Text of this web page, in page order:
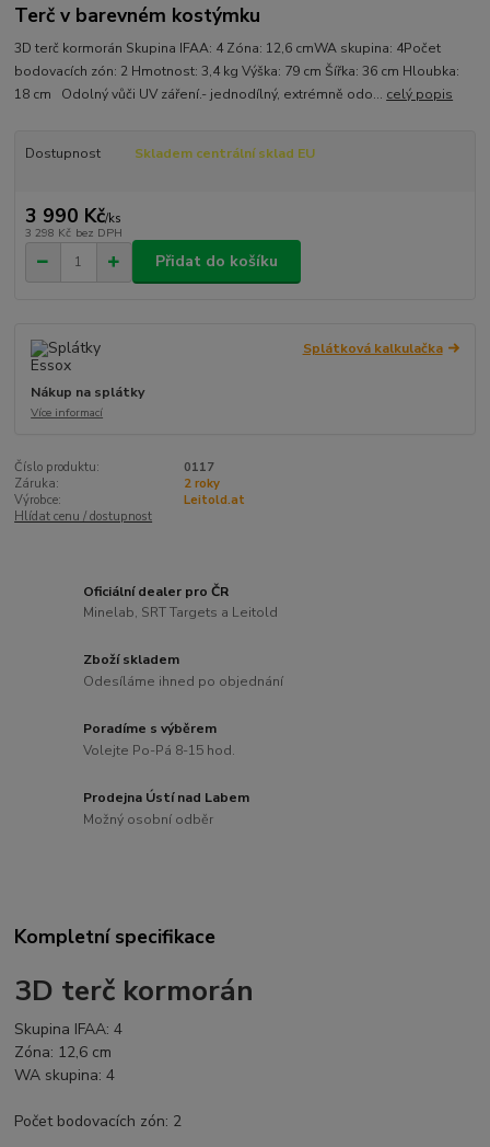
Terč v barevném kostýmku
3D terč kormorán Skupina IFAA: 4 Zóna: 12,6 cmWA skupina: 4Počet
bodovacích zón: 2 Hmotnost: 3,4 kg Výška: 79 cm Šířka: 36 cm Hloubka:
18 cm Odolný vůči UV záření.- jednodílný, extrémně odo... celý popis
Dostupnost Skladem centrální sklad EU
3 990 Kč/ks
3 298 Kč bez DPH
Přidat do košíku
Splátková kalkulačka
Nákup na splátky
Více informací
Číslo produktu:
0117
Záruka:
2 roky
Výrobce:
Leitold.at
Hlídat cenu / dostupnost
Oficiální dealer pro ČR
Minelab, SRT Targets a Leitold
Zboží skladem
Odesíláme ihned po objednání
Poradíme s výběrem
Volejte Po-Pá 8-15 hod.
Prodejna Ústí nad Labem
Možný osobní odběr
Kompletní specifikace
3D terč kormorán
Skupina IFAA: 4
Zóna: 12,6 cm
WA skupina: 4
Počet bodovacích zón: 2